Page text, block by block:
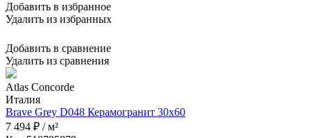
Добавить в избранное
Удалить из избранных
Добавить в сравнение
Удалить из сравнения
Atlas Concorde
Италия
Brave Grey D048 Керамогранит 30x60
7 494 ₽ / м²